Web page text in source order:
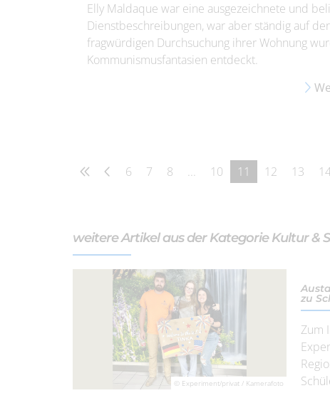
Elly Maldaque war eine ausgezeichnete und
Dienstbeschreibungen, war aber ständig auf
fragwürdigen Durchsuchung ihrer Wohnung
Kommunismusfantasien entdeckt.
6 7 8 ... 10 11 12 13
weitere Artikel aus der Kategorie Kultur &
© Experiment/privat / Kamerafoto
zu
Zum